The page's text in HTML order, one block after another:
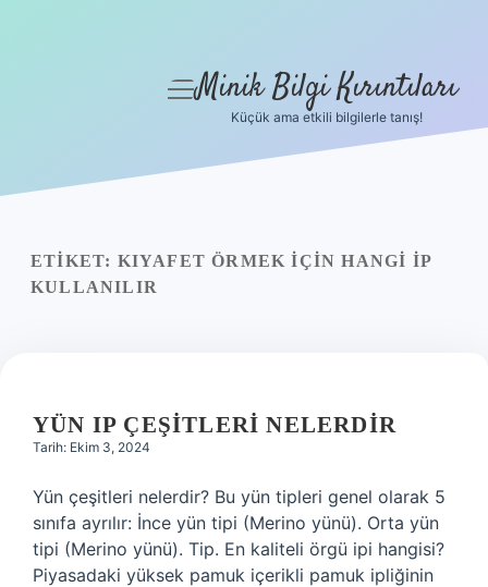
Yasal Uyarı
menüyü
Minik Bilgi Kırıntıları
Küçük ama etkili bilgilerle tanış!
ETIKET: KIYAFET ÖRMEK IÇIN HANGI IP
KULLANILIR
YÜN IP ÇEŞITLERI NELERDIR
Tarih: Ekim 3, 2024
Yün çeşitleri nelerdir? Bu yün tipleri genel olarak 5
sınıfa ayrılır: İnce yün tipi (Merino yünü). Orta yün
tipi (Merino yünü). Tip. En kaliteli örgü ipi hangisi?
Piyasadaki yüksek pamuk içerikli pamuk ipliğinin